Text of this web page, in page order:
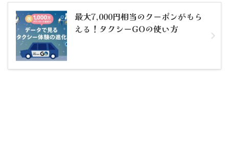
最大7,000円相当のクーポンがもら
える！タクシーGOの使い方